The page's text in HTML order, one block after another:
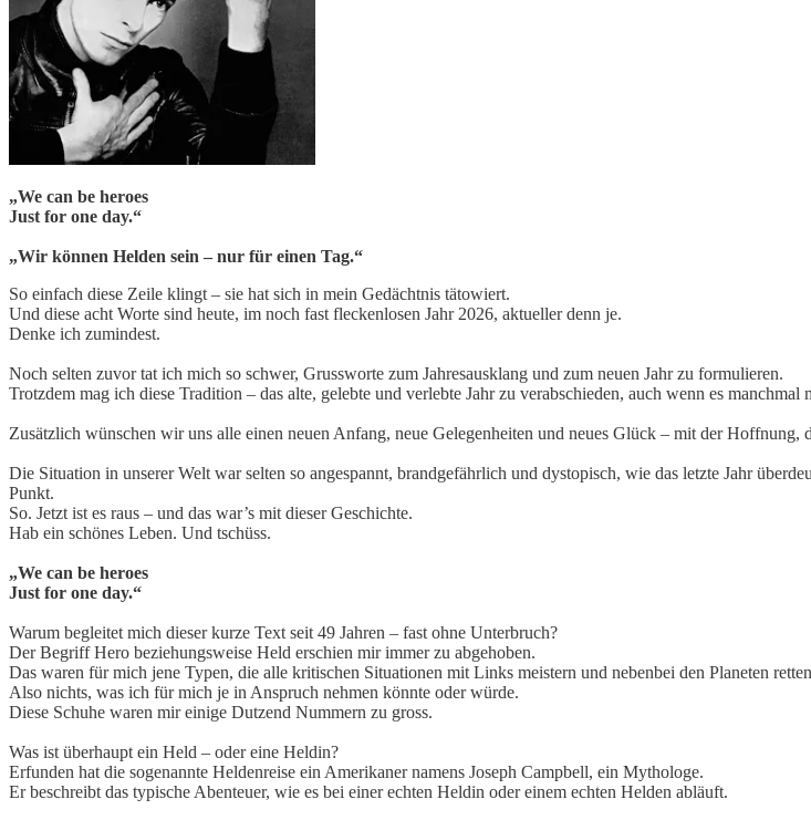
„We can be heroes
Just for one day.“
„Wir können Helden sein – nur für einen Tag.“
So einfach diese Zeile klingt – sie hat sich in mein Gedächtnis tätowiert.
Und diese acht Worte sind heute, im noch fast fleckenlosen Jahr 2026, aktueller denn je.
Denke ich zumindest.
Noch selten zuvor tat ich mich so schwer, Grussworte zum Jahresausklang und zum neuen Jahr zu formulieren.
Trotzdem mag ich diese Tradition – das alte, gelebte und verlebte Jahr zu verabschieden, auch wenn es
Zusätzlich wünschen wir uns alle einen neuen Anfang, neue Gelegenheiten und neues Glück – mit der
Die Situation in unserer Welt war selten so angespannt, brandgefährlich und dystopisch, wie das letzte Jahr
Punkt.
So. Jetzt ist es raus – und das war’s mit dieser Geschichte.
Hab ein schönes Leben. Und tschüss.
„We can be heroes
Just for one day.“
Warum begleitet mich dieser kurze Text seit 49 Jahren – fast ohne Unterbruch?
Der Begriff Hero beziehungsweise Held erschien mir immer zu abgehoben.
Das waren für mich jene Typen, die alle kritischen Situationen mit Links meistern und nebenbei den Planeten
Also nichts, was ich für mich je in Anspruch nehmen könnte oder würde.
Diese Schuhe waren mir einige Dutzend Nummern zu gross.
Was ist überhaupt ein Held – oder eine Heldin?
Erfunden hat die sogenannte Heldenreise ein Amerikaner namens Joseph Campbell, ein Mythologe.
Er beschreibt das typische Abenteuer, wie es bei einer echten Heldin oder einem echten Helden abläuft.